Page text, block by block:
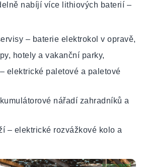
nabíjí více lithiových baterií –
– baterie elektrokol v opravě,
hotely a vakanční parky,
elektrické paletové a paletové
nářadí zahradníků a
– elektrické rozvážkové kolo a